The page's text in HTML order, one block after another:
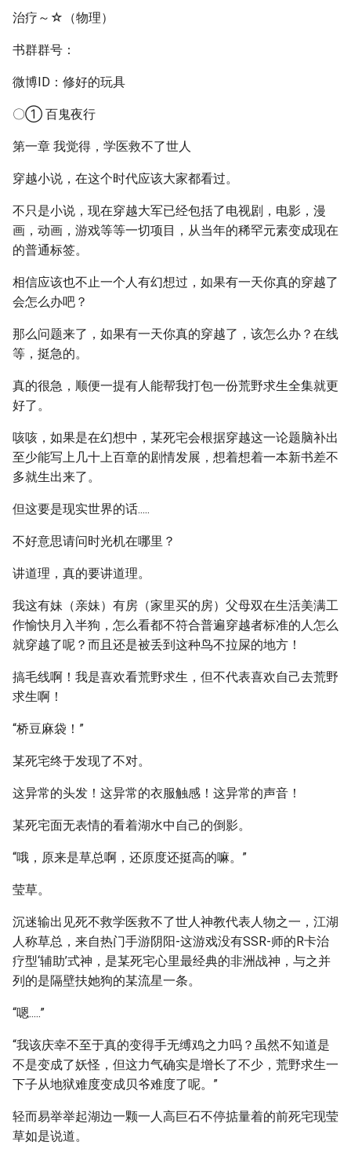
治疗～☆（物理）
书群群号：
微博ID：修好的玩具
〇① 百鬼夜行
第一章 我觉得，学医救不了世人
穿越小说，在这个时代应该大家都看过。
不只是小说，现在穿越大军已经包括了电视剧，电影，漫
画，动画，游戏等等一切项目，从当年的稀罕元素变成现在
的普通标签。
相信应该也不止一个人有幻想过，如果有一天你真的穿越了
会怎么办吧？
那么问题来了，如果有一天你真的穿越了，该怎么办？在线
等，挺急的。
真的很急，顺便一提有人能帮我打包一份荒野求生全集就更
好了。
咳咳，如果是在幻想中，某死宅会根据穿越这一论题脑补出
至少能写上几十上百章的剧情发展，想着想着一本新书差不
多就生出来了。
但这要是现实世界的话.....
不好意思请问时光机在哪里？
讲道理，真的要讲道理。
我这有妹（亲妹）有房（家里买的房）父母双在生活美满工
作愉快月入半狗，怎么看都不符合普遍穿越者标准的人怎么
就穿越了呢？而且还是被丢到这种鸟不拉屎的地方！
搞毛线啊！我是喜欢看荒野求生，但不代表喜欢自己去荒野
求生啊！
“桥豆麻袋！”
某死宅终于发现了不对。
这异常的头发！这异常的衣服触感！这异常的声音！
某死宅面无表情的看着湖水中自己的倒影。
“哦，原来是草总啊，还原度还挺高的嘛。”
莹草。
沉迷输出见死不救学医救不了世人神教代表人物之一，江湖
人称草总，来自热门手游阴阳-这游戏没有SSR-师的R卡治
疗型‘辅助’式神，是某死宅心里最经典的非洲战神，与之并
列的是隔壁扶她狗的某流星一条。
“嗯.....”
“我该庆幸不至于真的变得手无缚鸡之力吗？虽然不知道是
不是变成了妖怪，但这力气确实是增长了不少，荒野求生一
下子从地狱难度变成贝爷难度了呢。”
轻而易举举起湖边一颗一人高巨石不停掂量着的前死宅现莹
草如是说道。